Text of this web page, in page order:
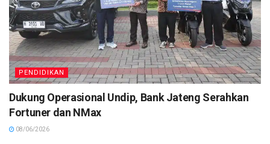
PENDIDIKAN
Dukung Operasional Undip, Bank Jateng Serahkan
Fortuner dan NMax
08/06/2026